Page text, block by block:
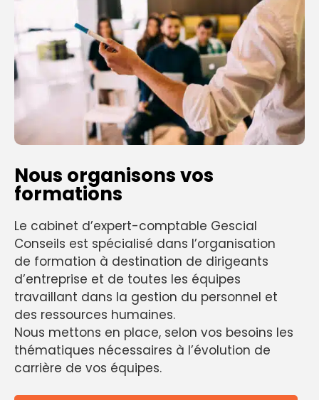
Nous organisons vos
formations
Le cabinet d’expert-comptable Gescial
Conseils est spécialisé dans l’organisation
de formation à destination de dirigeants
d’entreprise et de toutes les équipes
travaillant dans la gestion du personnel et
des ressources humaines.
Nous mettons en place, selon vos besoins les
thématiques nécessaires à l’évolution de
carrière de vos équipes.